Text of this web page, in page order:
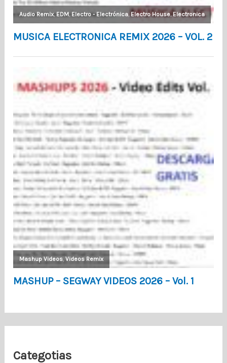
Categotias